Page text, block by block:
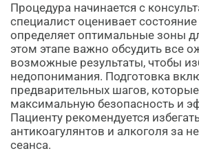
Процедура начинается с
специалист оценивает
определяет оптимальные зоны
этом этапе важно обсудить все
возможные результаты, чтобы
недопонимания. Подготовка
предварительных шагов,
максимальную безопасность и
Пациенту рекомендуется
антикоагулянтов и алкоголя за
сеанса.